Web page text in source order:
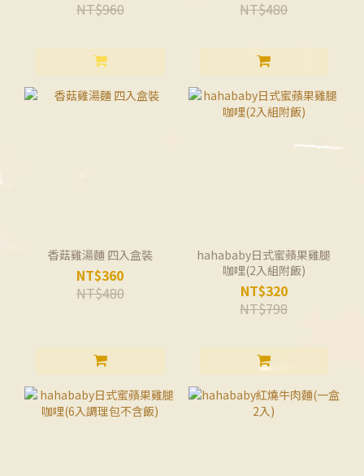
NT$960
NT$480
香菇雞湯麵 四入盒裝
NT$360
NT$480
hahababy日式蜜蘋果雞腿
咖哩(2入組附飯)
NT$320
NT$798